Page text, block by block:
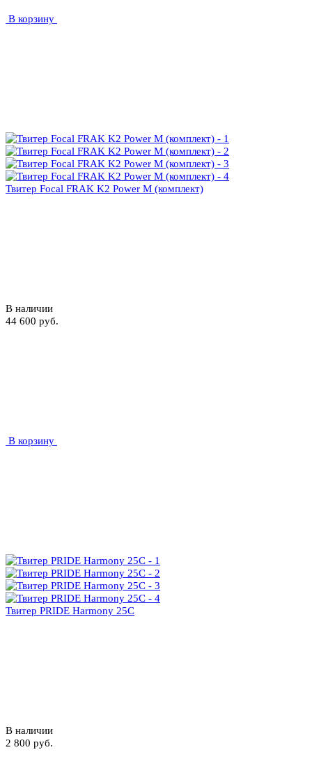
В корзину
Твитер Focal FRAK K2 Power M (комплект)
В наличии
44 600 руб.
В корзину
Твитер PRIDE Harmony 25C
В наличии
2 800 руб.